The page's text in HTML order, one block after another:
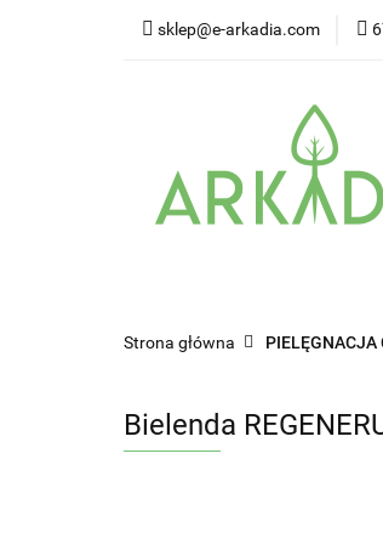
sklep@e-arkadia.com
Strona główna PIELĘGNACJA
Bielenda